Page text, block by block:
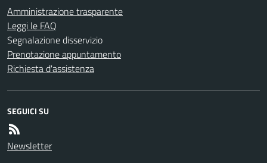
Amministrazione trasparente
Leggi le FAQ
Segnalazione disservizio
Prenotazione appuntamento
Richiesta d'assistenza
SEGUICI SU
Newsletter